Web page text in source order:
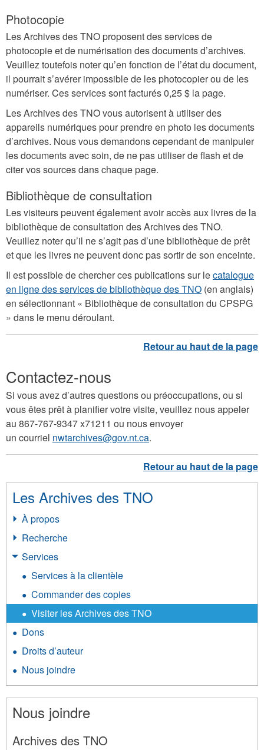
Photocopie
Les Archives des TNO proposent des services de
photocopie et de numérisation des documents d’archives.
Veuillez toutefois noter qu’en fonction de l’état du document,
il pourrait s’avérer impossible de les photocopier ou de les
numériser. Ces services sont facturés 0,25 $ la page.
Les Archives des TNO vous autorisent à utiliser des
appareils numériques pour prendre en photo les documents
d’archives. Nous vous demandons cependant de manipuler
les documents avec soin, de ne pas utiliser de flash et de
citer vos sources dans chaque page.
Bibliothèque de consultation
Les visiteurs peuvent également avoir accès aux livres de la
bibliothèque de consultation des Archives des TNO.
Veuillez noter qu’il ne s’agit pas d’une bibliothèque de prêt
et que les livres ne peuvent donc pas sortir de son enceinte.
Il est possible de chercher ces publications sur lecatalogue
en ligne des services de bibliothèque des TNO (en anglais)
en sélectionnant « Bibliothèque de consultation du CPSPG
» dans le menu déroulant.
Contactez-nous
Si vous avez d’autres questions ou préoccupations, ou si
vous êtes prêt à planifier votre visite, veuillez nous appeler
au 867-767-9347 x71211 ou nous envoyer
un courriel nwtarchives@gov.nt.ca.
Les Archives des TNO
À propos
Recherche
Services
Services à la clientèle
Commander des copies
Visiter les Archives des TNO
Dons
Droits d’auteur
Nous joindre
Nous joindre
Archives des TNO